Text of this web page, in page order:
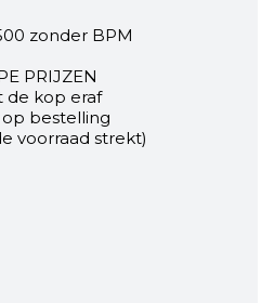
zonder BPM
PRIJZEN
de kop eraf
bestelling
voorraad strekt)